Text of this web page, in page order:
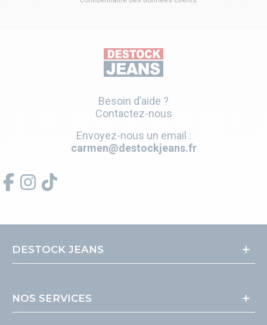
Besoin d’aide ?
Contactez-nous
Envoyez-nous un email :
carmen@destockjeans.fr
DESTOCK JEANS
NOS SERVICES